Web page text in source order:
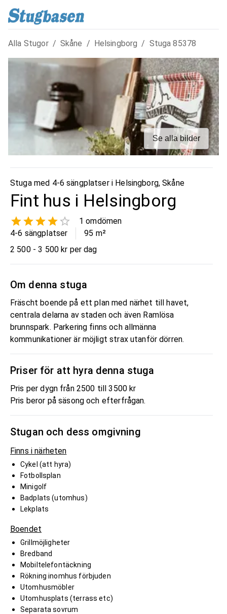
Alla Stugor / Skåne / Helsingborg / Stuga85378
Se alla bilder
Stuga med 4-6 sängplatser i Helsingborg, Skåne
Fint hus i Helsingborg
1 omdömen
4-6 sängplatser
95 m²
2 500 - 3 500 kr per dag
Om denna stuga
Fräscht boende på ett plan med närhet till havet,
centrala delarna av staden och även Ramlösa
brunnspark. Parkering finns och allmänna
kommunikationer är möjligt strax utanför dörren.
Priser för att hyra denna stuga
Pris per dygn från 2500 till 3500 kr
Pris beror på säsong och efterfrågan.
Stugan och dess omgivning
Finns i närheten
Cykel (att hyra)
Fotbollsplan
Minigolf
Badplats (utomhus)
Lekplats
Boendet
Grillmöjligheter
Bredband
Mobiltelefontäckning
Rökning inomhus förbjuden
Utomhusmöbler
Utomhusplats (terrass etc)
Separata sovrum